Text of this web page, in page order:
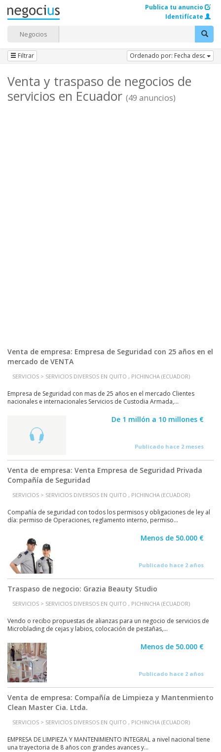
Negocios
Publica tu anuncio
Identifícate
Filtrar Ordenado por: Fecha desc
Venta y traspaso de negocios de
servicios en Ecuador (49 anuncios)
Venta de empresa: Empresa de Seguridad con 25 años en el
mercado de VENTA
SERVICIOS > SERVICIOS DIVERSOS EN QUITO , PICHINCHA (ECUADOR)
Empresa de Seguridad con mas de 25 años en el mercado Clientes
nacionales e internacionales Servicios de Custodia Armada,...
De 1 millón a 10 millones €
Publicado hace 2 meses
Venta de empresa: Venta Empresa de Seguridad Privada
Compañía de Seguridad
SERVICIOS > SERVICIOS DIVERSOS EN QUITO , PICHINCHA (ECUADOR)
Compañía de seguridad con todos los permisos y obligaciones de ley al
día: permiso de Operaciones, reglamento interno, permiso...
Menos de 50.000 €
Publicado hace 2 años
Traspaso de negocio: Grazia Beauty Studio
SERVICIOS > SERVICIOS DIVERSOS EN QUITO , PICHINCHA (ECUADOR)
Vendo o recibo propuestas de alianzas para un negocio de servicios de
Microblading de cejas y labios, colocación de pestañas,...
Menos de 50.000 €
Publicado hace 2 años
Venta de empresa: Compañía de Limpieza y Mantenmiento
Clean Master Cia. Ltda.
SERVICIOS > SERVICIOS DIVERSOS EN QUITO , PICHINCHA (ECUADOR)
EMPRESA DE LIMPIEZA Y MANTENIMIENTO INTEGRAL a nivel nacional tiene
una trayectoria de 8 años con grandes avances y...